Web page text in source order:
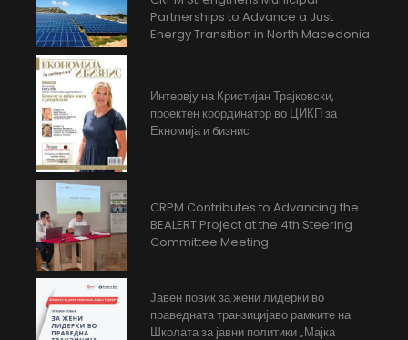
Partnerships to Advance a Just
Energy Transition in North Macedonia
Интервју на Кристијан Трајковски,
проектен координатор во ЦИКП за
Екномија и бизнис
CRPM Contributes to Advancing the
BEALERT Project at the 4th Steering
Committee Meeting
Јавен повик за жени лидерки во
праведната транзицијаво рамките на
Школата за јавни политики „Мајка